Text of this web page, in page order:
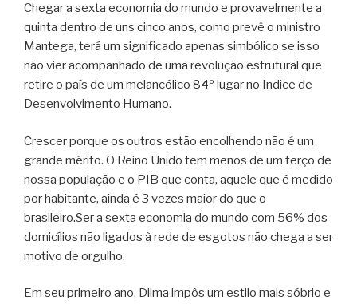
Chegar a sexta economia do mundo e provavelmente a
quinta dentro de uns cinco anos, como prevê o ministro
Mantega, terá um significado apenas simbólico se isso
não vier acompanhado de uma revolução estrutural que
retire o país de um melancólico 84º lugar no Indice de
Desenvolvimento Humano.
Crescer porque os outros estão encolhendo não é um
grande mérito. O Reino Unido tem menos de um terço de
nossa população e o PIB que conta, aquele que é medido
por habitante, ainda é 3 vezes maior do que o
brasileiro.Ser a sexta economia do mundo com 56% dos
domicílios não ligados à rede de esgotos não chega a ser
motivo de orgulho.
Em seu primeiro ano, Dilma impôs um estilo mais sóbrio e